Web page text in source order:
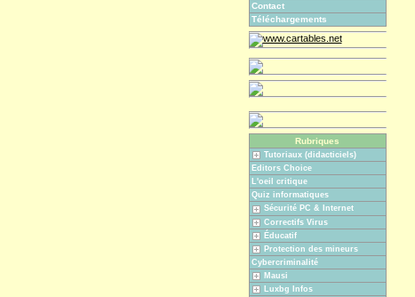
Contact
Téléchargements
Rubriques
Tutoriaux (didacticiels)
Editors Choice
L'oeil critique
Quiz informatiques
Sécurité PC & Internet
Correctifs Virus
Éducatif
Protection des mineurs
Cybercriminalité
Mausi
Luxbg Infos